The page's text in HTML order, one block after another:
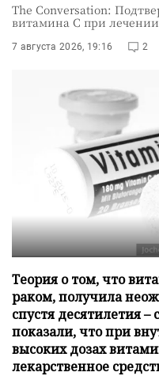
The Conversation:
витамина C при лечении
7 августа 2026, 19:16 2
Теория о том, что
раком, получила
спустя десятилетия
показали, что при
высоких дозах
лекарственное